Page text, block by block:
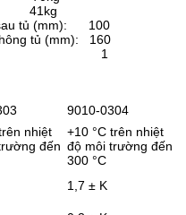
sau tủ (mm): 100
tủ (mm): 160
1
9010-0304
nhiệt
đến
+10 °C trên nhiệt
độ môi trường đến
300 °C
1,7 ± K